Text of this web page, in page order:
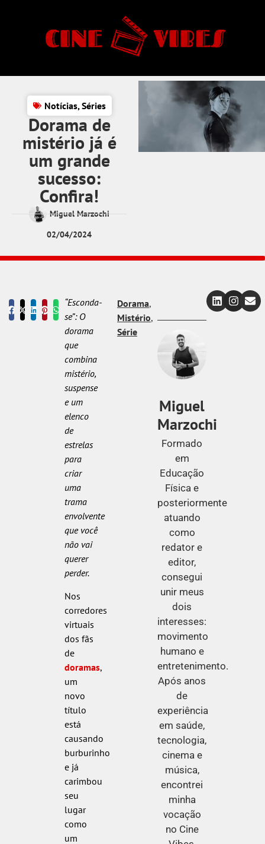
Notícias,Séries
Dorama de
mistério já é
um grande
sucesso:
Confira!
Miguel Marzochi
02/04/2024
“Esconda-
se”: O
dorama
que
combina
mistério,
suspense
e um
elenco
de
estrelas
para
criar
uma
trama
envolvente
que você
não vai
querer
perder.
Nos
corredores
virtuais
dos fãs
de
doramas,
um
novo
título
está
causando
burburinho
e já
carimbou
seu
lugar
como
um
Dorama,
Mistério,
Série
Miguel
Marzochi
Formado
em
Educação
Física e
posteriormente
atuando
como
redator e
editor,
consegui
unir meus
dois
interesses:
movimento
humano e
entretenimento.
Após anos
de
experiência
em saúde,
tecnologia,
cinema e
música,
encontrei
minha
vocação
no Cine